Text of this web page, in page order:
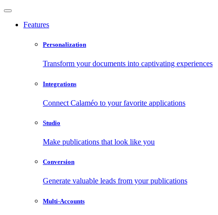
Features
Personalization
Transform your documents into captivating experiences
Integrations
Connect Calaméo to your favorite applications
Studio
Make publications that look like you
Conversion
Generate valuable leads from your publications
Multi-Accounts